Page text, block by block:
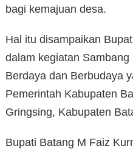
bagi kemajuan desa.
Hal itu disampaikan
dalam kegiatan
Berdaya dan Berbudaya
Pemerintah Kabupaten
Gringsing, Kabupaten
Bupati Batang M Faiz